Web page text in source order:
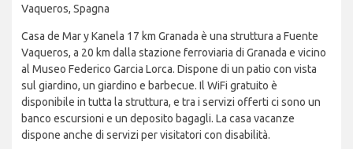
Vaqueros, Spagna
Casa de Mar y Kanela 17 km Granada è una struttura a Fuente
Vaqueros, a 20 km dalla stazione ferroviaria di Granada e vicino
al Museo Federico Garcia Lorca. Dispone di un patio con vista
sul giardino, un giardino e barbecue. Il WiFi gratuito è
disponibile in tutta la struttura, e tra i servizi offerti ci sono un
banco escursioni e un deposito bagagli. La casa vacanze
dispone anche di servizi per visitatori con disabilità.